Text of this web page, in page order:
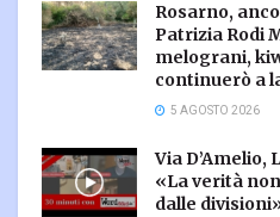
Rosarno,
Patrizia Rodi
melograni,
continuerò a
5 AGOSTO 2026
Via D’Amelio,
«La verità
dalle